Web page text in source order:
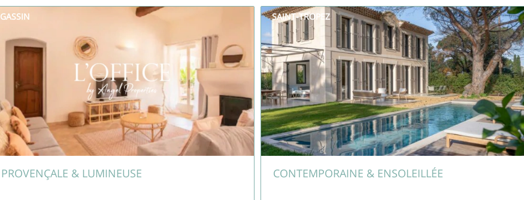
GASSIN
PROVENÇALE & LUMINEUSE
SAINT-TROPEZ
CONTEMPORAINE & ENSOLEILLÉE